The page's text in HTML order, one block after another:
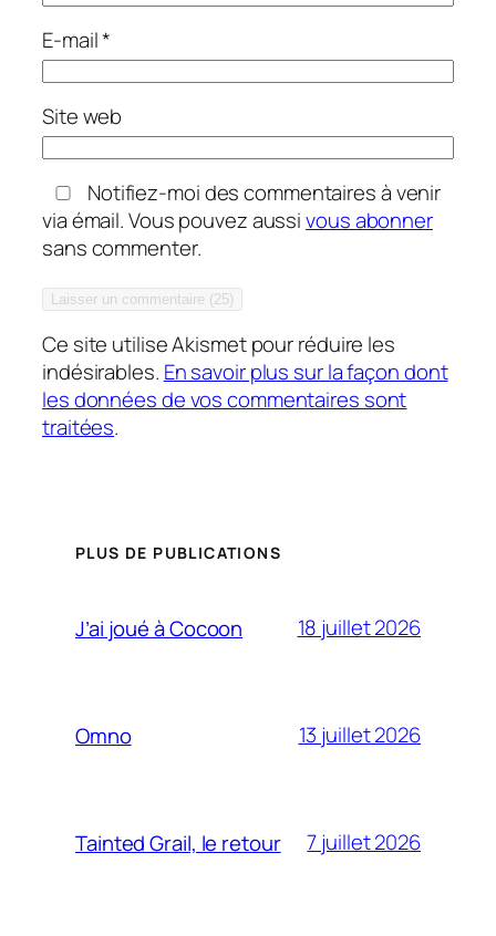
E-mail*
Site web
Notifiez-moi des commentaires à venir
via émail. Vous pouvez aussivous abonner
sans commenter.
Ce site utilise Akismet pour réduire les
indésirables. En savoir plus sur la façon dont
les données de vos commentaires sont
traitées.
PLUS DE PUBLICATIONS
J’ai joué à Cocoon 18 juillet 2026
Omno 13 juillet 2026
Tainted Grail, le retour 7 juillet 2026